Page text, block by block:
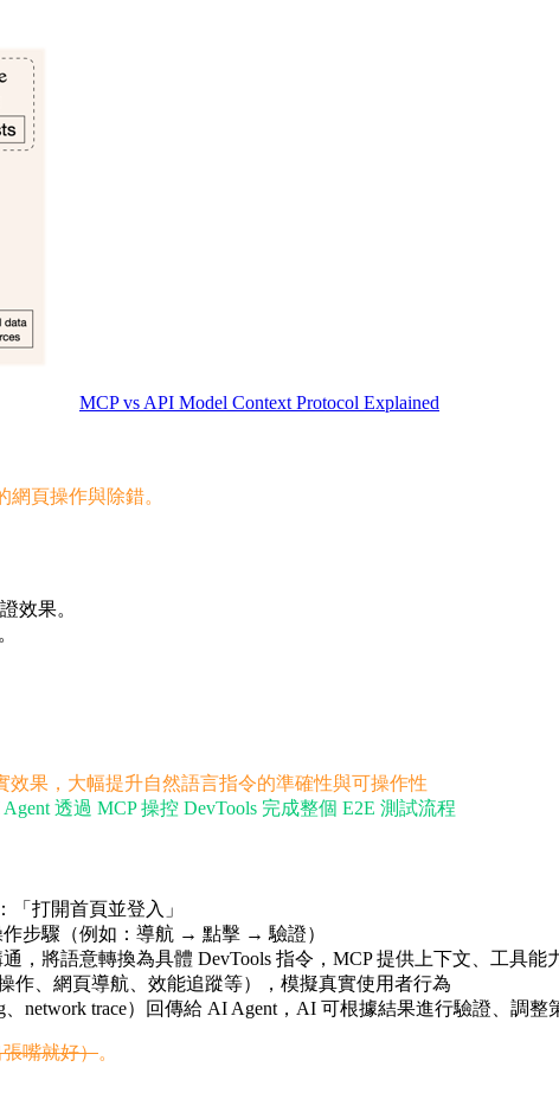
MCP vs API Model Context Protocol Explained
網頁操作與除錯。
效果。
果，大幅提升自然語言指令的準確性與可操作性
透過 MCP 操控 DevTools 完成整個 E2E 測試流程
「打開首頁並登入」
步驟（例如：導航 → 點擊 → 驗證）
通，將語意轉換為具體 DevTools 指令，MCP 提供上下文、工
作、網頁導航、效能追蹤等），模擬真實使用者行為
、network trace）回傳給 AI Agent，AI 可根據結果進行驗證、調
嘴就好）。